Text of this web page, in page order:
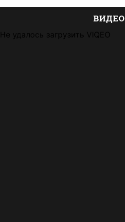
ВИДЕО
Не удалось загрузить VIQEO